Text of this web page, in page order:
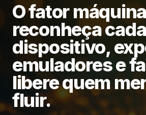
O fator
reconheça cada
dispositivo,
emuladores e
libere quem
fluir.